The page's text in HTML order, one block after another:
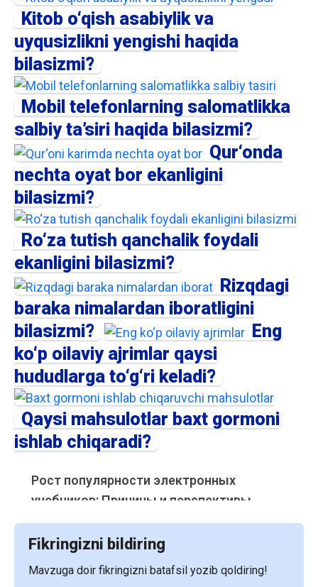
Kitob o‘qish asabiylik va
uyqusizlikni yengishi haqida
bilasizmi?
Mobil telefonlarning salomatlikka
salbiy ta’siri haqida bilasizmi?
Qur‘onda
nechta oyat bor ekanligini
bilasizmi?
Ro‘za tutish qanchalik foydali
ekanligini bilasizmi?
Rizqdagi
baraka nimalardan iboratligini
bilasizmi?
Eng
ko‘p oilaviy ajrimlar qaysi
hududlarga to‘g‘ri keladi?
Qaysi mahsulotlar baxt gormoni
ishlab chiqaradi?
Рост популярности электронных
учебников: Причины и перспективы
С развитием цифровых технологий и
увеличением доступности электронных
становятся все более популярными в
Fikringizni bildiring
Mavzuga doir fikringizni batafsil yozib qoldiring!